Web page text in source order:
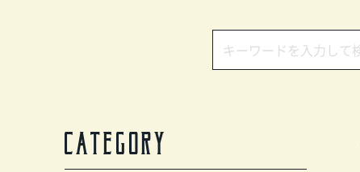
CATEGORY